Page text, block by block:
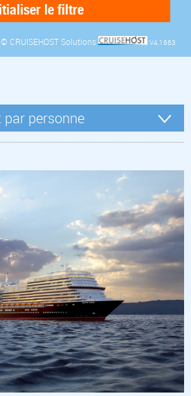
© CRUISEHOST Solutions V4.1663